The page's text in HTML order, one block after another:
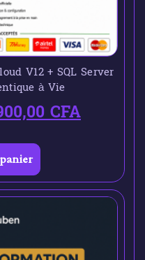
V12 + SQL Server
à Vie
CFA